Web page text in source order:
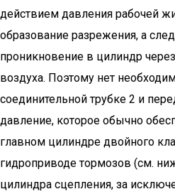
действием давления рабочей
образование разрежения, а
проникновение в цилиндр
воздуха. Поэтому нет
соединительной трубке 2 и
давление, которое обычно
главном цилиндре двойного
гидроприводе тормозов (см.
цилиндра сцепления, за